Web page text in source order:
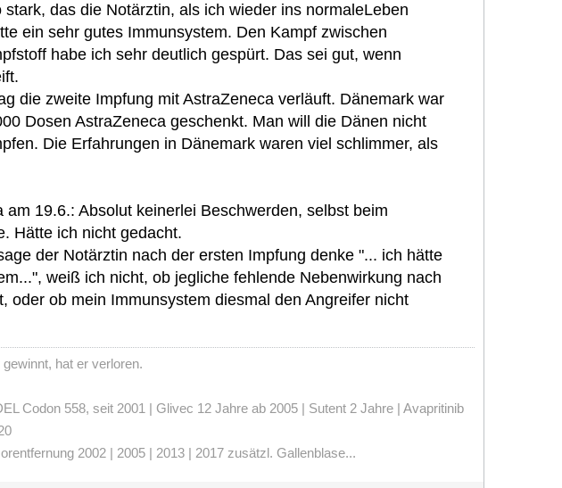
das die Notärztin, als ich wieder ins normaleLeben
ein sehr gutes Immunsystem. Den Kampf zwischen
habe ich sehr deutlich gespürt. Das sei gut, wenn
die zweite Impfung mit AstraZeneca verläuft. Dänemark war
Dosen AstraZeneca geschenkt. Man will die Dänen nicht
Die Erfahrungen in Dänemark waren viel schlimmer, als
am 19.6.: Absolut keinerlei Beschwerden, selbst beim
Hätte ich nicht gedacht.
der Notärztin nach der ersten Impfung denke "... ich hätte
weiß ich nicht, ob jegliche fehlende Nebenwirkung nach
oder ob mein Immunsystem diesmal den Angreifer nicht
hat er verloren.
Codon 558, seit 2001 | Glivec 12 Jahre ab 2005 | Sutent 2 Jahre | Avapritinib
2002 | 2005 | 2013 | 2017 zusätzl. Gallenblase...